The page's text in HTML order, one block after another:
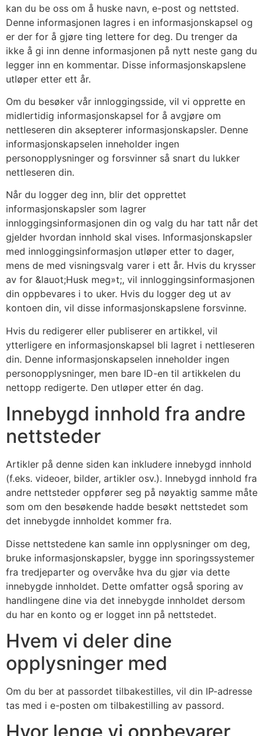
kan du be oss om å huske navn, e-post og nettsted.
Denne informasjonen lagres i en informasjonskapsel og
er der for å gjøre ting lettere for deg. Du trenger da
ikke å gi inn denne informasjonen på nytt neste gang du
legger inn en kommentar. Disse informasjonskapslene
utløper etter ett år.
Om du besøker vår innloggingsside, vil vi opprette en
midlertidig informasjonskapsel for å avgjøre om
nettleseren din aksepterer informasjonskapsler. Denne
informasjonskapselen inneholder ingen
personopplysninger og forsvinner så snart du lukker
nettleseren din.
Når du logger deg inn, blir det opprettet
informasjonskapsler som lagrer
innloggingsinformasjonen din og valg du har tatt når det
gjelder hvordan innhold skal vises. Informasjonskapsler
med innloggingsinformasjon utløper etter to dager,
mens de med visningsvalg varer i ett år. Hvis du krysser
av for &lauot;Husk meg»t;, vil innloggingsinformasjonen
din oppbevares i to uker. Hvis du logger deg ut av
kontoen din, vil disse informasjonskapslene forsvinne.
Hvis du redigerer eller publiserer en artikkel, vil
ytterligere en informasjonskapsel bli lagret i nettleseren
din. Denne informasjonskapselen inneholder ingen
personopplysninger, men bare ID-en til artikkelen du
nettopp redigerte. Den utløper etter én dag.
Innebygd innhold fra andre
nettsteder
Artikler på denne siden kan inkludere innebygd innhold
(f.eks. videoer, bilder, artikler osv.). Innebygd innhold fra
andre nettsteder oppfører seg på nøyaktig samme måte
som om den besøkende hadde besøkt nettstedet som
det innebygde innholdet kommer fra.
Disse nettstedene kan samle inn opplysninger om deg,
bruke informasjonskapsler, bygge inn sporingssystemer
fra tredjeparter og overvåke hva du gjør via dette
innebygde innholdet. Dette omfatter også sporing av
handlingene dine via det innebygde innholdet dersom
du har en konto og er logget inn på nettstedet.
Hvem vi deler dine
opplysninger med
Om du ber at passordet tilbakestilles, vil din IP-adresse
tas med i e-posten om tilbakestilling av passord.